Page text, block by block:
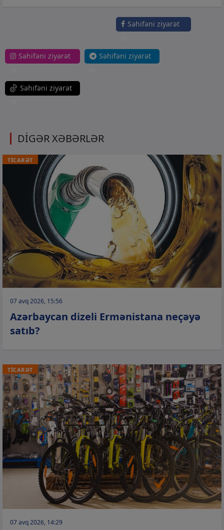
Səhifəni ziyarət
Səhifəni ziyarət
Səhifəni ziyarət
Səhifəni ziyarət
DİGƏR XƏBƏRLƏR
TİCARƏT
07 avq 2026, 15:56
Azərbaycan dizeli Ermənistana neçəyə
satıb?
TİCARƏT
07 avq 2026, 14:29